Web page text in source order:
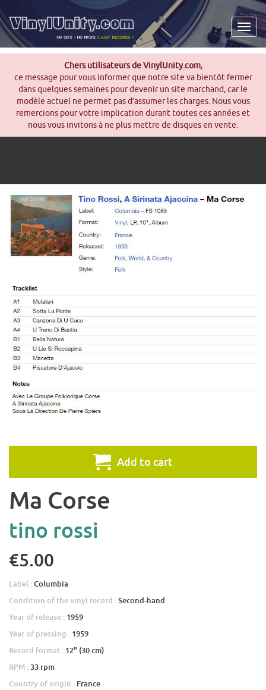
Chers utilisateurs de VinylUnity.com,
ce message pour vous informer que notre site va bientôt fermer
dans quelques semaines pour devenir un site marchand, car le
modèle actuel ne permet pas d’assumer les charges. Nous vous
remercions pour votre implication durant toutes ces années et
nous vous invitons à ne plus mettre de disques en vente.
Add to cart
Ma Corse
tino rossi
€5.00
Label :Columbia
Condition of the vinyl record :Second-hand
Year of release : 1959
Year of pressing : 1959
Record format : 12" (30 cm)
RPM : 33 rpm
Country of origin : France